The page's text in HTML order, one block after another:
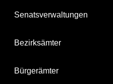
Senatsverwaltungen
Bezirksämter
Bürgerämter